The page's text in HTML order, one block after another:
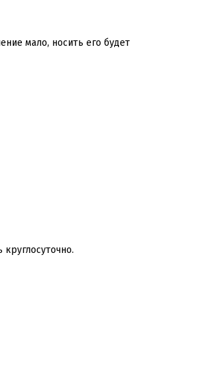
мало, носить его будет